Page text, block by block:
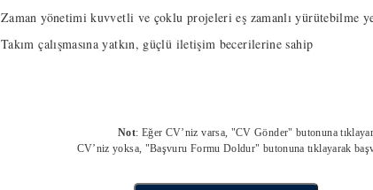
Zaman yönetimi kuvvetli ve çoklu projeleri eş zamanlı yürütebilme
Takım çalışmasına yatkın, güçlü iletişim becerilerine sahip
Not: Eğer CV’niz varsa, "CV Gönder" butonuna
CV’niz yoksa, "Başvuru Formu Doldur" butonuna tıklayarak